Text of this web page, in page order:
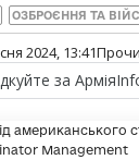
ОЗБРОЄННЯ ТА
2024, 13:41
за